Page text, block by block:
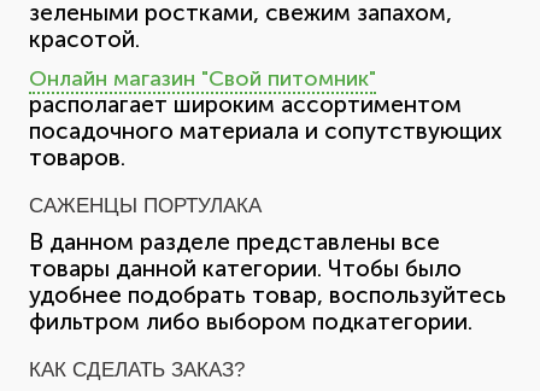
зелеными ростками, свежим запахом,
красотой.
Онлайн магазин "Свой питомник"
располагает широким ассортиментом
посадочного материала и сопутствующих
товаров.
САЖЕНЦЫ ПОРТУЛАКА
В данном разделе представлены все
товары данной категории. Чтобы было
удобнее подобрать товар, воспользуйтесь
фильтром либо выбором подкатегории.
КАК СДЕЛАТЬ ЗАКАЗ?